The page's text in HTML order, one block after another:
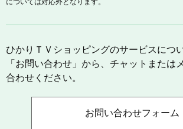
ひかりＴＶショッピングのサービスにつ
「お問い合わせ」から、チャットまたは
合わせください。
お問い合わせフォーム